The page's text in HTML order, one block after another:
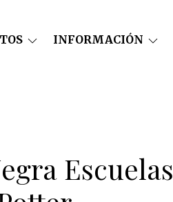
INFORMACIÓN
Escuelas